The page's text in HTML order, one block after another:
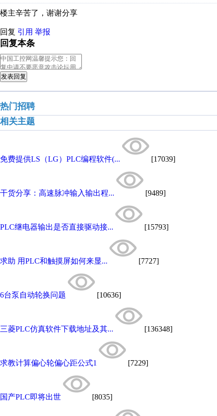
楼主辛苦了，谢谢分享
回复 引用 举报
回复本条
发表回复
热门招聘
相关主题
免费提供LS（LG）PLC编程软件(... [17039]
干货分享：高速脉冲输入输出程... [9489]
PLC继电器输出是否直接驱动接... [15793]
求助 用PLC和触摸屏如何来显... [7727]
6台泵自动轮换问题 [10636]
三菱PLC仿真软件下载地址及其... [136348]
求教计算偏心轮偏心距公式1 [7229]
国产PLC即将出世 [8035]